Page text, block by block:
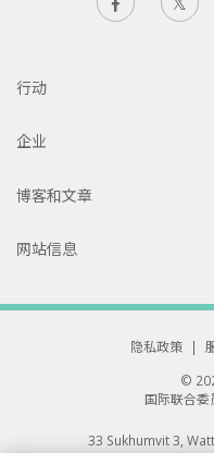
行动
企业
博客和文章
网站信息
隐私政策 |
©
国际联合委
33 Sukhumvit 3,
All